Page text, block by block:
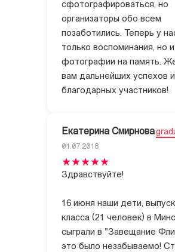
сфотографироваться, но
организаторы обо всем
позаботились. Теперь у
только воспоминания, но и
фотографии на память.
вам дальнейших успехов и
благодарных участников!
Екатерина Смирнова
01.07.2018
Здравствуйте!
16 июня наши дети,
класса (21 человек) в
сыграли в "Завещание
это было незабываемо!